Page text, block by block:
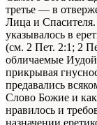
третье — в
Лица и Спасителя.
указывалось в
(см. 2 Пет. 2:1; 2
обличаемые
прикрывая
предавались
Слово Божие и как
нравилось и